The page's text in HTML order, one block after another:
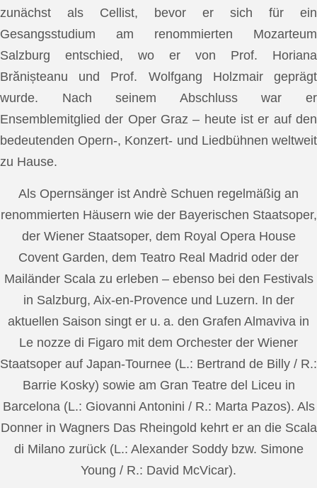
zunächst als Cellist, bevor er sich für ein
Gesangsstudium am renommierten Mozarteum
Salzburg entschied, wo er von Prof. Horiana
Brănișteanu und Prof. Wolfgang Holzmair geprägt
wurde. Nach seinem Abschluss war er
Ensemblemitglied der Oper Graz – heute ist er auf den
bedeutenden Opern-, Konzert- und Liedbühnen weltweit
zu Hause.
Als Opernsänger ist Andrè Schuen regelmäßig an
renommierten Häusern wie der Bayerischen Staatsoper,
der Wiener Staatsoper, dem Royal Opera House
Covent Garden, dem Teatro Real Madrid oder der
Mailänder Scala zu erleben – ebenso bei den Festivals
in Salzburg, Aix-en-Provence und Luzern. In der
aktuellen Saison singt er u. a. den Grafen Almaviva in
Le nozze di Figaro mit dem Orchester der Wiener
Staatsoper auf Japan-Tournee (L.: Bertrand de Billy / R.:
Barrie Kosky) sowie am Gran Teatre del Liceu in
Barcelona (L.: Giovanni Antonini / R.: Marta Pazos). Als
Donner in Wagners Das Rheingold kehrt er an die Scala
di Milano zurück (L.: Alexander Soddy bzw. Simone
Young / R.: David McVicar).